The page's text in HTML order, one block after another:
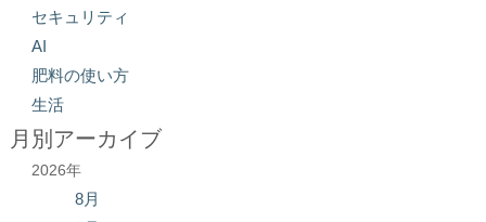
セキュリティ
AI
肥料の使い方
生活
月別アーカイブ
2026年
8月